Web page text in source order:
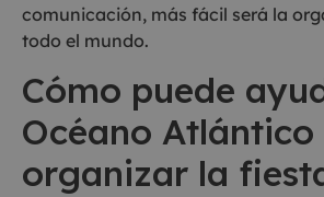
comunicación, más fácil será la
todo el mundo.
Cómo puede
Océano Atlántico
organizar la